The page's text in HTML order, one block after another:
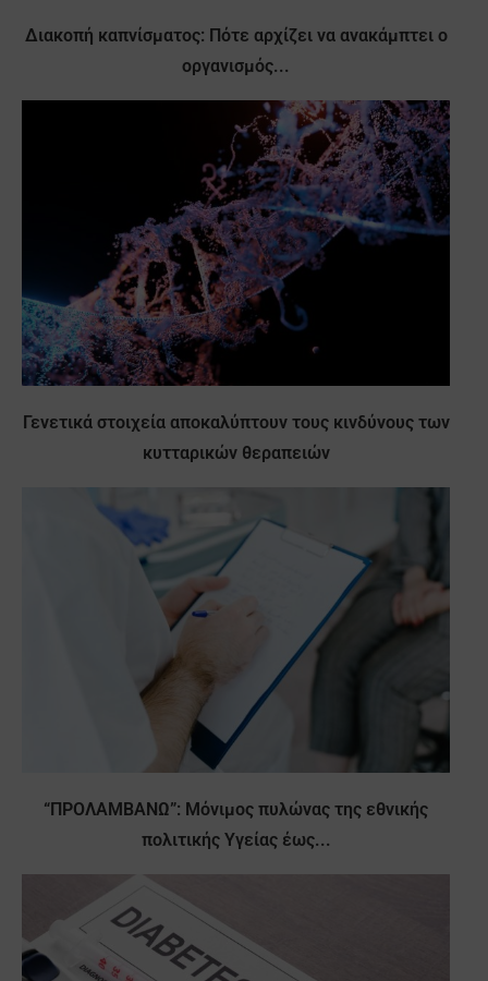
Διακοπή καπνίσματος: Πότε αρχίζει να ανακάμπτει ο
οργανισμός...
Γενετικά στοιχεία αποκαλύπτουν τους κινδύνους των
κυτταρικών θεραπειών
“ΠΡΟΛΑΜΒΑΝΩ”: Μόνιμος πυλώνας της εθνικής
πολιτικής Υγείας έως...